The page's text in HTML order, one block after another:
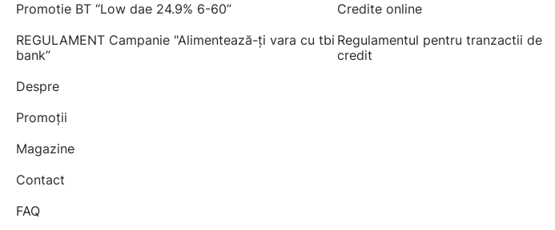
Promotie BT “Low dae 24.9% 6-60”
REGULAMENT Campanie "Alimentează-ți vara cu tbi
bank”
Despre
Promoții
Magazine
Contact
FAQ
Credite online
Regulamentul pentru tranzactii de
credit